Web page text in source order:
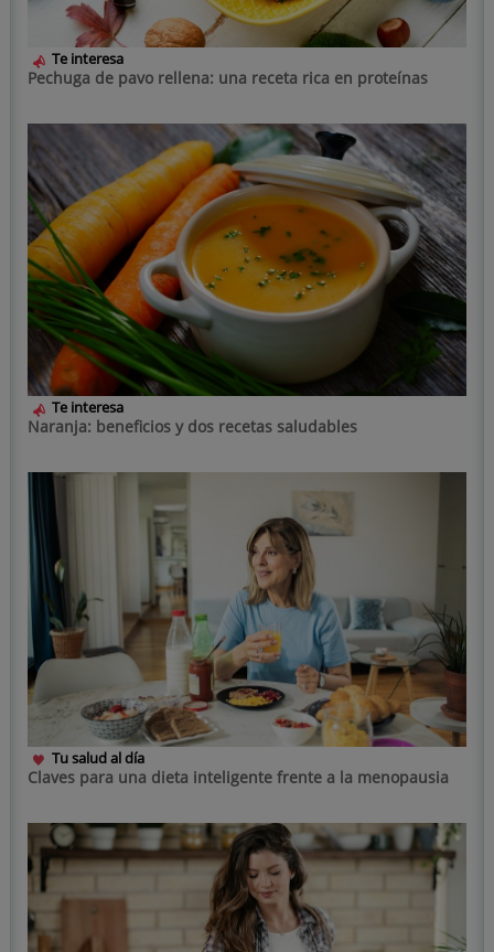
Te interesa
Pechuga de pavo rellena: una receta rica en proteínas
Te interesa
Naranja: beneficios y dos recetas saludables
Tu salud al día
Claves para una dieta inteligente frente a la menopausia